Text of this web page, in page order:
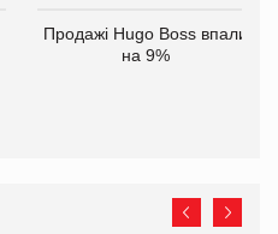
Продажі Hugo Boss впали
на 9%